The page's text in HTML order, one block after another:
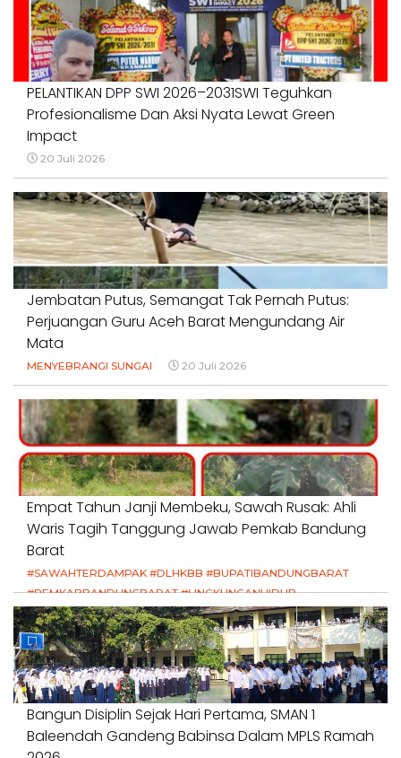
PELANTIKAN DPP SWI 2026–2031SWI Teguhkan
Profesionalisme Dan Aksi Nyata Lewat Green
Impact
20 Juli 2026
Jembatan Putus, Semangat Tak Pernah Putus:
Perjuangan Guru Aceh Barat Mengundang Air
Mata
MENYEBRANGI SUNGAI 20 Juli 2026
Empat Tahun Janji Membeku, Sawah Rusak: Ahli
Waris Tagih Tanggung Jawab Pemkab Bandung
Barat
#SAWAHTERDAMPAK #DLHKBB #BUPATIBANDUNGBARAT
#PEMKABBANDUNGBARAT #LINGKUNGANHIDUP
#HAKPETANI #KEADILANUNTUKPETANI
#NORMALISASISALURAN #IRIGASIRUSAK
#DUGAANPENCEMARAN #AKUNTABILITASPEMERINTAH
18 Juli 2026
Bangun Disiplin Sejak Hari Pertama, SMAN 1
Baleendah Gandeng Babinsa Dalam MPLS Ramah